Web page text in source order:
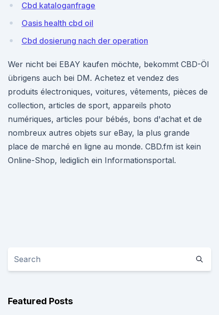
Cbd kataloganfrage
Oasis health cbd oil
Cbd dosierung nach der operation
Wer nicht bei EBAY kaufen möchte, bekommt CBD-Öl
übrigens auch bei DM. Achetez et vendez des
produits électroniques, voitures, vêtements, pièces de
collection, articles de sport, appareils photo
numériques, articles pour bébés, bons d'achat et de
nombreux autres objets sur eBay, la plus grande
place de marché en ligne au monde. CBD.fm ist kein
Online-Shop, lediglich ein Informationsportal.
Featured Posts